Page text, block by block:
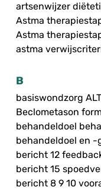
artsenwijzer
Astma
Astma
astma
B
basiswondzorg
Beclometason
behandeldoel
behandeldoel en -
bericht 12
bericht 15
bericht 8 9 10